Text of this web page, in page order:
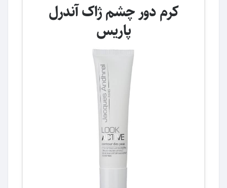
کرم دور چشم ژاک آندرل
پاریس